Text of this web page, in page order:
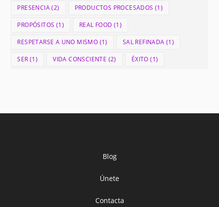
PRESENCIA(2) PRODUCTOS PROCESADOS (1)
PROPÓSITOS (1) REAL FOOD (1)
RESPETARSE A UNO MISMO (1) SAL REFINADA (1)
SER (1) VIDA CONSCIENTE (2) ÉXITO (1)
Blog
Únete
Contacta